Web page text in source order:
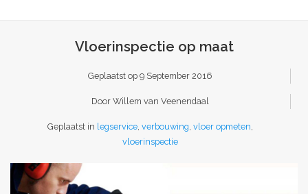
Bamboe vloeren
Onderhoud
Bijproducten
Vloerinspectie op maat
Geplaatst op9 September 2016
Door Willem van Veenendaal
Geplaatst in legservice ,verbouwing ,vloer opmeten
vloerinspectie